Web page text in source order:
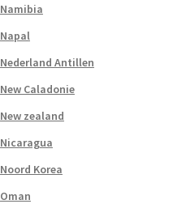
Namibia
Napal
Nederland Antillen
New Caladonie
New zealand
Nicaragua
Noord Korea
Oman